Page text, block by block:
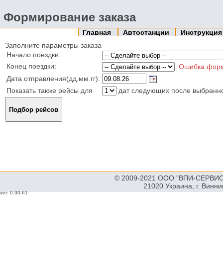
Формирование заказа
Главная Автостанции
Заполните параметры заказа
Начало поездки:
Конец поездки:
Ошибка
Дата отправления(дд.мм.гг):
Показать также рейсы для
дат следующих после
© 2009-2021 ООО "ВПИ-
21020 Украина, г.
ver: 0.30-61